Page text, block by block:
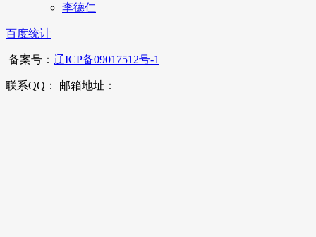
李德仁
百度统计
备案号： 辽ICP备09017512号-1
联系QQ： 邮箱地址：